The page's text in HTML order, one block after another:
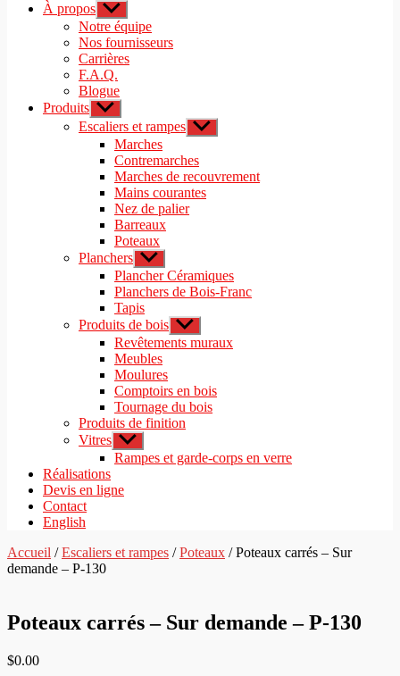
À propos Afficher
le
sous-
menu
Notre équipe
Nos fournisseurs
Carrières
F.A.Q.
Blogue
Produits Afficher
le
sous-
menu
Escaliers et rampes Afficher
le
menu
Marches
Contremarches
Marches de recouvrement
Mains courantes
Nez de palier
Barreaux
Poteaux
Planchers Afficher
le
sous-
menu
Plancher Céramiques
Planchers de Bois-Franc
Tapis
Produits de bois Afficher
le
sous-
Revêtements muraux
Meubles
Moulures
Comptoirs en bois
Tournage du bois
Produits de finition
Vitres Afficher
le
sous-
Rampes et garde-corps en verre
Réalisations
Devis en ligne
Contact
English
Accueil /Escaliers et rampes /Poteaux / Poteaux carrés – Sur
demande – P-130
Poteaux carrés – Sur demande – P-130
$0.00